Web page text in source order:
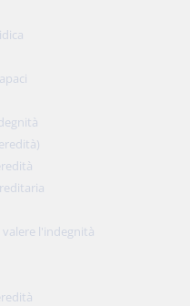
l'indegnità